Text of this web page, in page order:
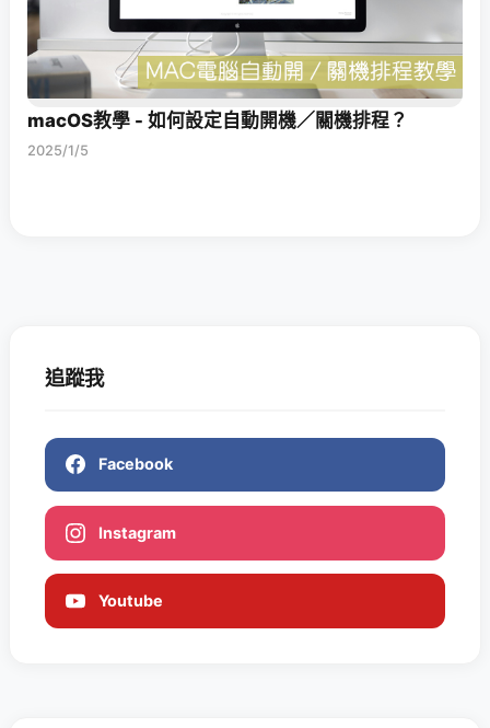
macOS教學 - 如何設定自動開機／關機排程？
2025/1/5
追蹤我
Facebook
Instagram
Youtube